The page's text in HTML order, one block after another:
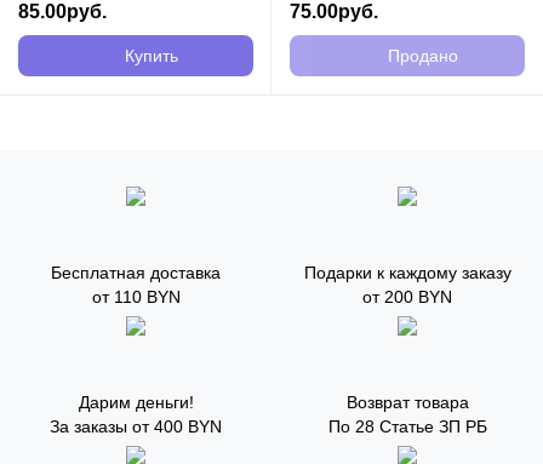
85.00руб.
Купить
75.00руб.
Продано
Бесплатная доставка
от 110 BYN
Подарки к каждому заказу
от 200 BYN
Дарим деньги!
За заказы от 400 BYN
Возврат товара
По 28 Статье ЗП РБ